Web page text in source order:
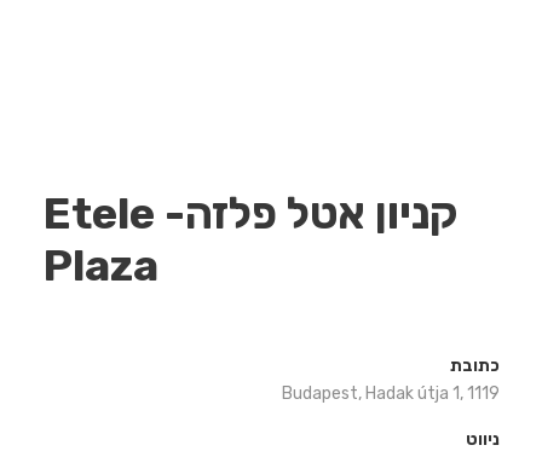
קניון אטל פלזה- Etele
Plaza
כתובת
Budapest, Hadak útja 1, 1119
ניווט